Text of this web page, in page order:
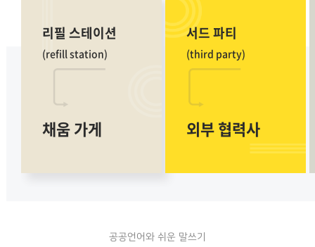
리필 스테이션
(refill station)
채움 가게
서드 파티
(third party)
외부 협력사
공공언어와 쉬운 말쓰기